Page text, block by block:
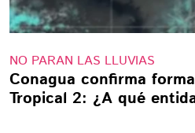
NO PARAN LAS LLUVIAS
Conagua confirma
Tropical 2: ¿A qué